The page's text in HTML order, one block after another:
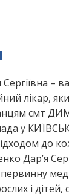
–
лікар,
смт
у
до
Дар’я
первинну
і дітей,